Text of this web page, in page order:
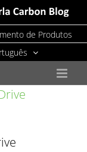
de Produtos